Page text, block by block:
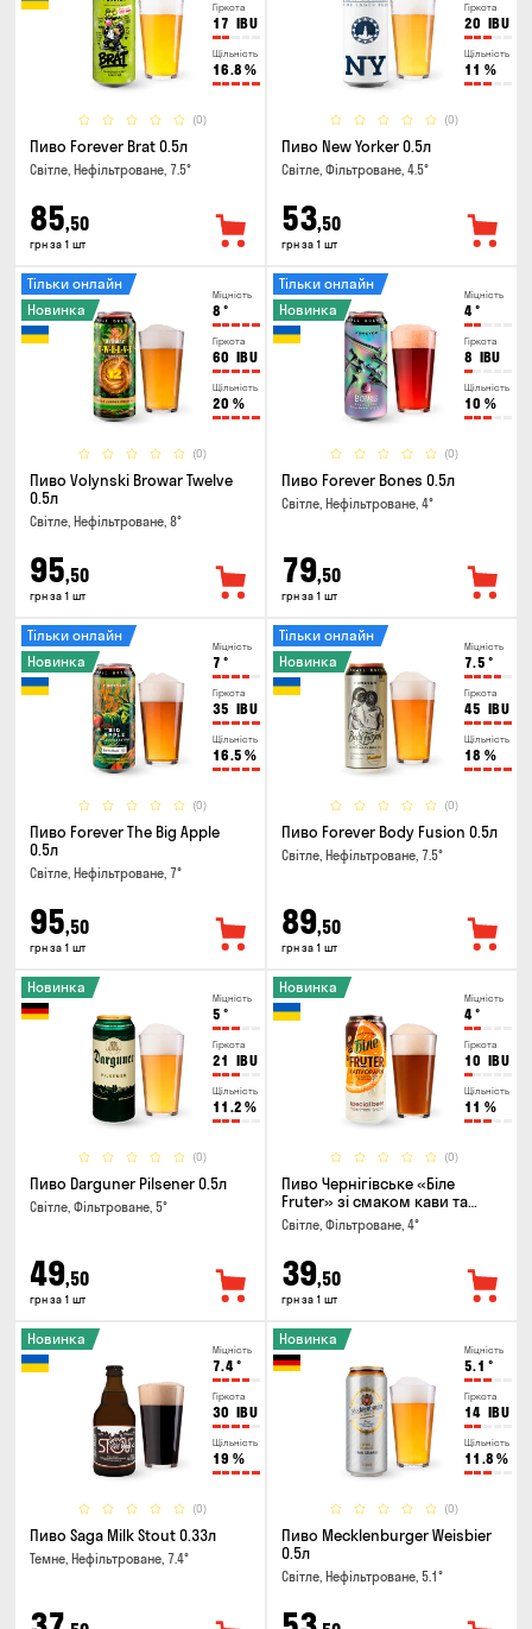
Гіркота
17 IBU
Щільність
16.8 %
(0)
Пиво Forever Brat 0.5л
Світле, Нефільтроване, 7.5°
85,50
грн за 1 шт
Гіркота
20 IBU
Щільність
11 %
(0)
Пиво New Yorker 0.5л
Світле, Фільтроване, 4.5°
53,50
грн за 1 шт
Міцність
8 °
Гіркота
60 IBU
Щільність
20 %
(0)
Тільки онлайн
Новинка
Пиво Volynski Browar Twelve
0.5л
Світле, Нефільтроване, 8°
95,50
грн за 1 шт
Міцність
4°
Гіркота
8 IBU
Щільність
10 %
(0)
Тільки онлайн
Новинка
Пиво Forever Bones 0.5л
Світле, Нефільтроване, 4°
79,50
грн за 1 шт
Міцність
7 °
Гіркота
35 IBU
Щільність
16.5 %
(0)
Тільки онлайн
Новинка
Пиво Forever The Big Apple
0.5л
Світле, Нефільтроване, 7°
95,50
грн за 1 шт
Міцність
7.5 °
Гіркота
45 IBU
Щільність
18 %
(0)
Тільки онлайн
Новинка
Пиво Forever Body Fusion 0.5л
Світле, Нефільтроване, 7.5°
89,50
грн за 1 шт
Міцність
5 °
Гіркота
21 IBU
Щільність
11.2 %
(0)
Новинка
Пиво Darguner Pilsener 0.5л
Світле, Фільтроване, 5°
49,50
грн за 1 шт
Міцність
4°
Гіркота
10 IBU
Щільність
11 %
(0)
Новинка
Пиво Чернігівське «Біле
Fruter» зі смаком кави та
апельсину 0.5л
Світле, Фільтроване, 4°
39,50
грн за 1 шт
Міцність
7.4°
Гіркота
30 IBU
Щільність
19 %
(0)
Новинка
Пиво Saga Milk Stout 0.33л
Темне, Нефільтроване, 7.4°
Міцність
5.1 °
Гіркота
14 IBU
Щільність
11.8 %
(0)
Новинка
Пиво Mecklenburger Weisbier
0.5л
Світле, Нефільтроване, 5.1°